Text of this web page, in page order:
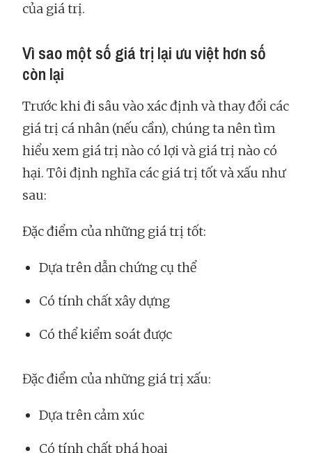
của giá trị.
Vì sao một số giá trị lại ưu việt hơn số
còn lại
Trước khi đi sâu vào xác định và thay đổi các
giá trị cá nhân (nếu cần), chúng ta nên tìm
hiểu xem giá trị nào có lợi và giá trị nào có
hại. Tôi định nghĩa các giá trị tốt và xấu như
sau:
Đặc điểm của những giá trị tốt:
Dựa trên dẫn chứng cụ thể
Có tính chất xây dựng
Có thể kiểm soát được
Đặc điểm của những giá trị xấu:
Dựa trên cảm xúc
Có tính chất phá hoại